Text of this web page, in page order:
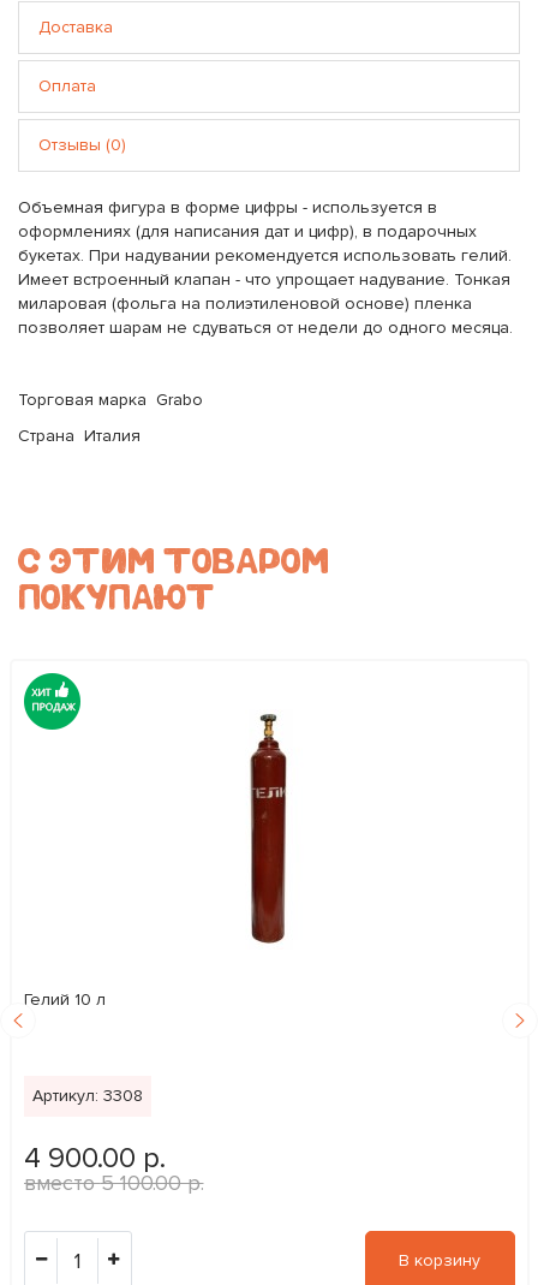
Доставка
Оплата
Отзывы (0)
Объемная фигура в форме цифры - используется в
оформлениях (для написания дат и цифр), в подарочных
букетах. При надувании рекомендуется использовать гелий.
Имеет встроенный клапан - что упрощает надувание. Тонкая
миларовая (фольга на полиэтиленовой основе) пленка
позволяет шарам не сдуваться от недели до одного месяца.
Торговая марка Grabo
Страна Италия
С ЭТИМ ТОВАРОМ
ПОКУПАЮТ
Гелий 10 л
Артикул: 3308
4 900.00 р.
5 100.00 р.
1 В корзину